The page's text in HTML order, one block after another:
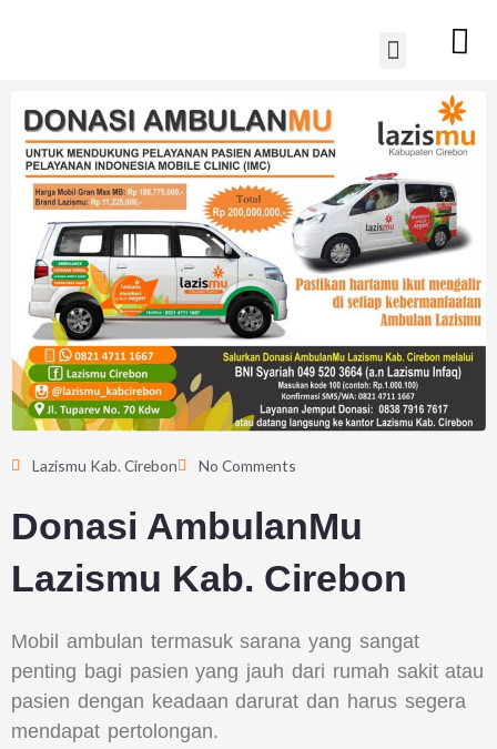
Menu
Lazismu Kab. Cirebon No Comments
Donasi AmbulanMu
Lazismu Kab. Cirebon
Mobil ambulan termasuk sarana yang sangat
penting bagi pasien yang jauh dari rumah sakit atau
pasien dengan keadaan darurat dan harus segera
mendapat pertolongan.